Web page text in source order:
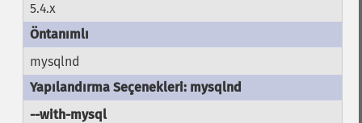
5.4.x
mysqlnd
--with-mysql